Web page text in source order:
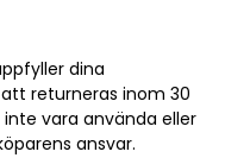
dina
returneras inom 30
vara använda eller
ansvar.